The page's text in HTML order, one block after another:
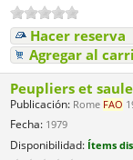
Hacer reserva
Agregar al
Peupliers et
Publicación: Rome FAO
Fecha: 1979
Disponibilidad: Ítems